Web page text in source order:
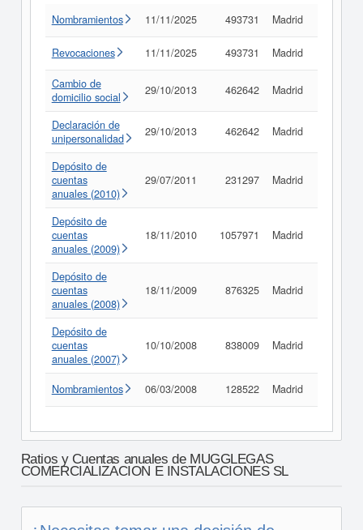
Nombramientos 11/11/2025 493731 Madrid
Revocaciones 11/11/2025 493731 Madrid
Cambio de
domicilio social
29/10/2013 462642 Madrid
Declaración de
unipersonalidad
29/10/2013 462642 Madrid
Depósito de
cuentas
anuales (2010)
29/07/2011 231297 Madrid
Depósito de
cuentas
anuales (2009)
18/11/2010 1057971 Madrid
Depósito de
cuentas
anuales (2008)
18/11/2009 876325 Madrid
Depósito de
cuentas
anuales (2007)
10/10/2008 838009 Madrid
Nombramientos 06/03/2008 128522 Madrid
Ratios y Cuentas anuales de MUGGLEGAS
COMERCIALIZACION E INSTALACIONES SL